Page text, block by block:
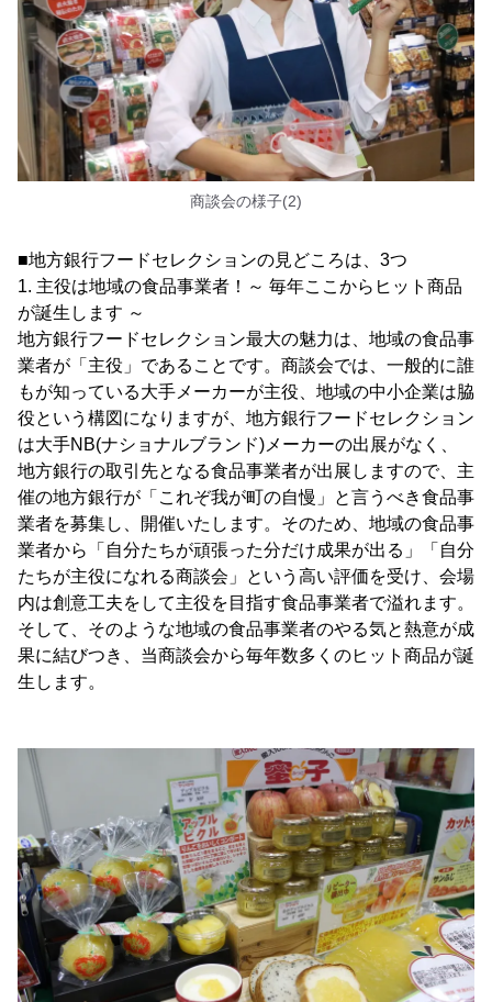
商談会の様子(2)
■地方銀行フードセレクションの見どころは、3つ
1. 主役は地域の食品事業者！～ 毎年ここからヒット商品
が誕生します ～
地方銀行フードセレクション最大の魅力は、地域の食品事
業者が「主役」であることです。商談会では、一般的に誰
もが知っている大手メーカーが主役、地域の中小企業は脇
役という構図になりますが、地方銀行フードセレクション
は大手NB(ナショナルブランド)メーカーの出展がなく、
地方銀行の取引先となる食品事業者が出展しますので、主
催の地方銀行が「これぞ我が町の自慢」と言うべき食品事
業者を募集し、開催いたします。そのため、地域の食品事
業者から「自分たちが頑張った分だけ成果が出る」「自分
たちが主役になれる商談会」という高い評価を受け、会場
内は創意工夫をして主役を目指す食品事業者で溢れます。
そして、そのような地域の食品事業者のやる気と熱意が成
果に結びつき、当商談会から毎年数多くのヒット商品が誕
生します。